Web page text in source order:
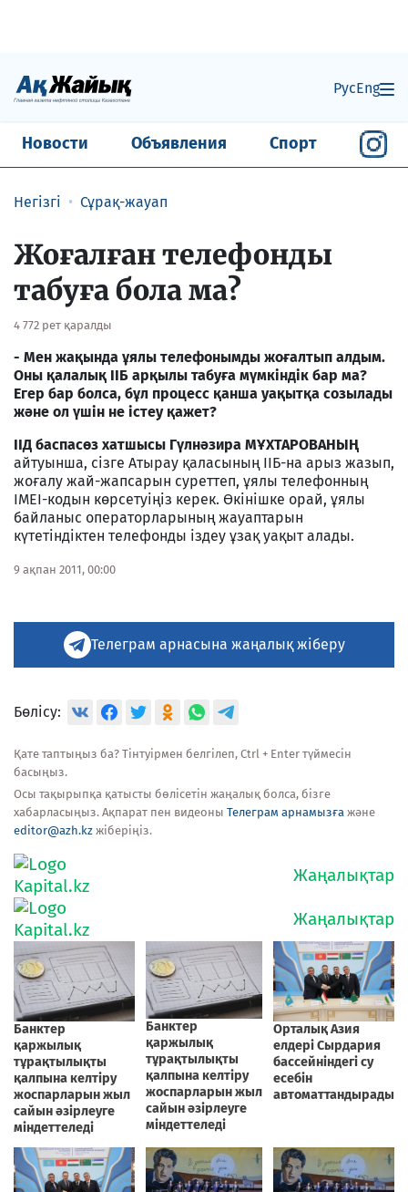
РусEng
Новости Объявления Спорт
Негізгі Сұрақ-жауап
Жоғалған телефонды
табуға бола ма?
4 772 рет қаралды
- Мен жақында ұялы телефонымды жоғалтып алдым.
Оны қалалық ІІБ арқылы табуға мүмкіндік бар ма?
Егер бар болса, бұл процесс қанша уақытқа созылады
және ол үшін не істеу қажет?
ІІД баспасөз хатшысы Гүлнәзира МҰХТАРОВАНЫҢ
айтуынша, сізге Атырау қаласының ІІБ-на арыз жазып,
жоғалу жай-жапсарын суреттеп, ұялы телефонның
IMEI-кодын көрсетуіңіз керек. Өкінішке орай, ұялы
байланыс операторларының жауаптарын
күтетіндіктен телефонды іздеу ұзақ уақыт алады.
9 ақпан 2011, 00:00
Телеграм арнасына жаңалық жіберу
Бөлісу:
Қате таптыңыз ба? Тінтуірмен белгілеп, Ctrl + Enter түймесін
басыңыз.
Осы тақырыпқа қатысты бөлісетін жаңалық болса, бізге
хабарласыңыз. Ақпарат пен видеоны Телеграм арнамызға және
editor@azh.kz жіберіңіз.